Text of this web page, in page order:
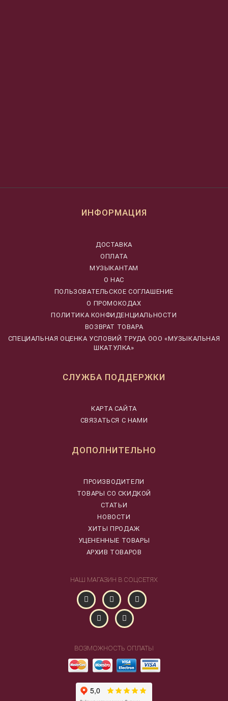
ИНФОРМАЦИЯ
ДОСТАВКА
ОПЛАТА
МУЗЫКАНТАМ
О НАС
ПОЛЬЗОВАТЕЛЬСКОЕ СОГЛАШЕНИЕ
О ПРОМОКОДАХ
ПОЛИТИКА КОНФИДЕНЦИАЛЬНОСТИ
ВОЗВРАТ ТОВАРА
CПЕЦИАЛЬНАЯ ОЦЕНКА УСЛОВИЙ ТРУДА ООО «МУЗЫКАЛЬНАЯ
ШКАТУЛКА»
СЛУЖБА ПОДДЕРЖКИ
КАРТА САЙТА
СВЯЗАТЬСЯ С НАМИ
ДОПОЛНИТЕЛЬНО
ПРОИЗВОДИТЕЛИ
ТОВАРЫ СО СКИДКОЙ
СТАТЬИ
НОВОСТИ
ХИТЫ ПРОДАЖ
УЦЕНЕННЫЕ ТОВАРЫ
АРХИВ ТОВАРОВ
НАШ МАГАЗИН В СОЦСЕТЯХ
ВОЗМОЖНОСТЬ ОПЛАТЫ